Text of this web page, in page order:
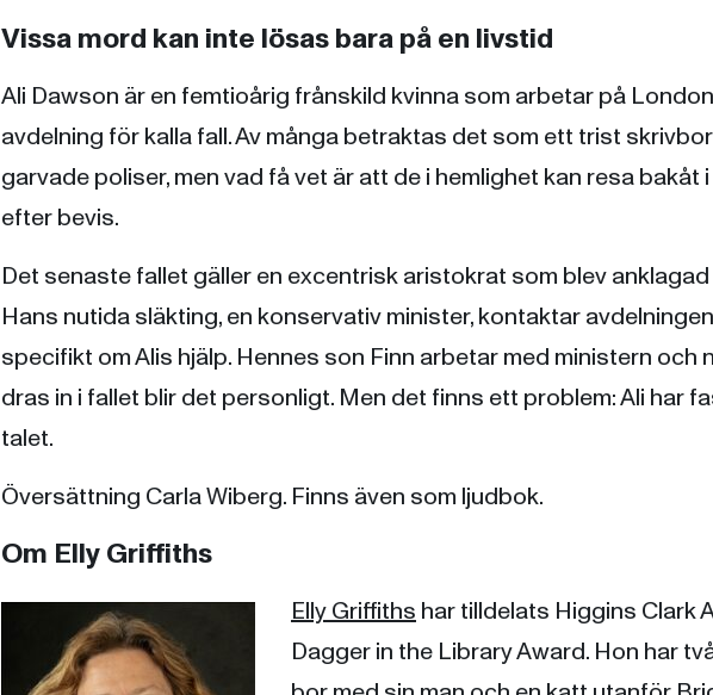
Vissa mord kan inte lösas bara på en livstid
Ali Dawson är en femtioårig frånskild kvinna som arbetar på
avdelning för kalla fall. Av många betraktas det som ett trist
garvade poliser, men vad få vet är att de i hemlighet kan resa bakåt
efter bevis.
Det senaste fallet gäller en excentrisk aristokrat som blev
Hans nutida släkting, en konservativ minister, kontaktar
specifikt om Alis hjälp. Hennes son Finn arbetar med ministern och
dras in i fallet blir det personligt. Men det finns ett problem: Ali har
talet.
Översättning Carla Wiberg. Finns även som ljudbok.
Om Elly Griffiths
Elly Griffithshar tilldelats Higgins Clark
Dagger in the Library Award. Hon har